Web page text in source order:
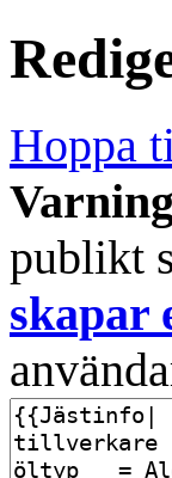
Hoppa
publikt
skapar